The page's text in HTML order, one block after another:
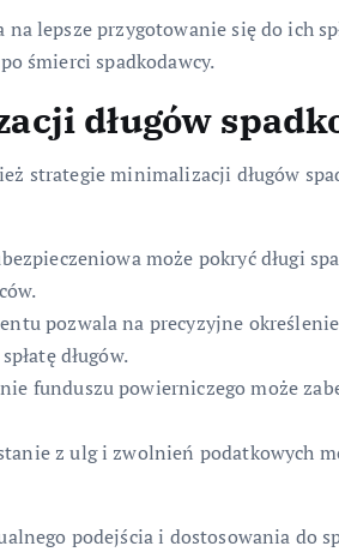
na lepsze przygotowanie się do ich
śmierci spadkodawcy.
długów
strategie minimalizacji długów
może pokryć długi
pozwala na precyzyjne
długów.
funduszu powierniczego może
z ulg i zwolnień podatkowych
podejścia i dostosowania do